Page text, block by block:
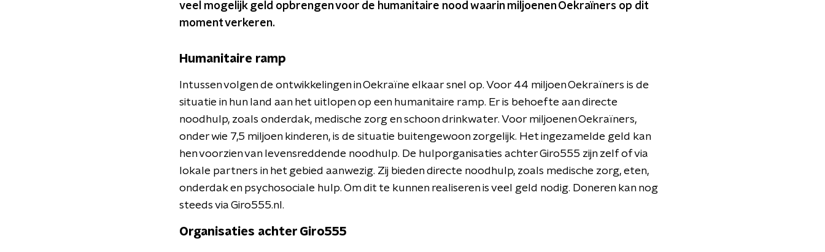
veel mogelijk geld opbrengen voor de humanitaire nood waarin miljoenen Oekraïners op dit
moment verkeren.
Humanitaire ramp
Intussen volgen de ontwikkelingen in Oekraïne elkaar snel op. Voor 44 miljoen Oekraïners is de
situatie in hun land aan het uitlopen op een humanitaire ramp. Er is behoefte aan directe
noodhulp, zoals onderdak, medische zorg en schoon drinkwater. Voor miljoenen Oekraïners,
onder wie 7,5 miljoen kinderen, is de situatie buitengewoon zorgelijk. Het ingezamelde geld kan
hen voorzien van levensreddende noodhulp. De hulporganisaties achter Giro555 zijn zelf of via
lokale partners in het gebied aanwezig. Zij bieden directe noodhulp, zoals medische zorg, eten,
onderdak en psychosociale hulp. Om dit te kunnen realiseren is veel geld nodig. Doneren kan nog
steeds via Giro555.nl.
Organisaties achter Giro555